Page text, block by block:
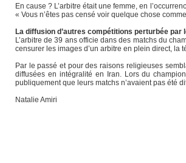
En cause ? L’arbitre était une femme, en
« Vous n’êtes pas censé voir quelque chose
La diffusion d’autres compétitions perturbée par
L’arbitre de 39 ans officie dans des matchs du
censurer les images d’un arbitre en plein direct,
Par le passé et pour des raisons religieuses
diffusées en intégralité en Iran. Lors du
publiquement que leurs matchs n’avaient pas été
Natalie Amiri